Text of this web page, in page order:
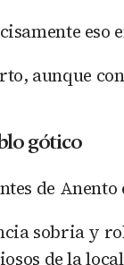
aunque
gótico
de
sobria y
de la